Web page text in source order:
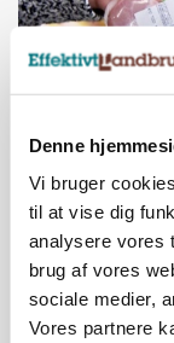
Denne
Vi bruger
til at vise dig
analysere vores
brug af vores
sociale medier,
Vores partnere
Prisgab på
presser